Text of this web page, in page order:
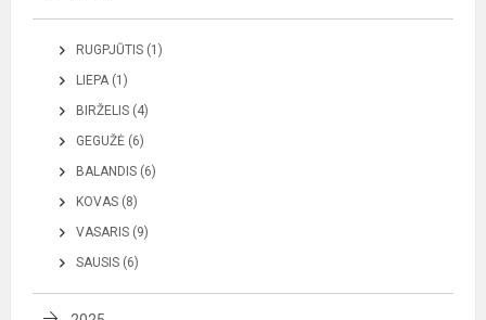
RUGPJŪTIS (1)
LIEPA (1)
BIRŽELIS (4)
GEGUŽĖ (6)
BALANDIS (6)
KOVAS (8)
VASARIS (9)
SAUSIS (6)